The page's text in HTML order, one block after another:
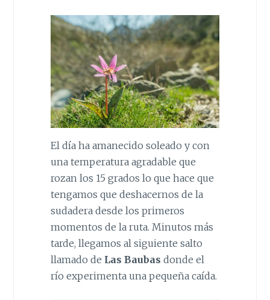
El día ha amanecido soleado y con
una temperatura agradable que
rozan los 15 grados lo que hace que
tengamos que deshacernos de la
sudadera desde los primeros
momentos de la ruta. Minutos más
tarde, llegamos al siguiente salto
llamado de Las Baubas donde el
río experimenta una pequeña caída.